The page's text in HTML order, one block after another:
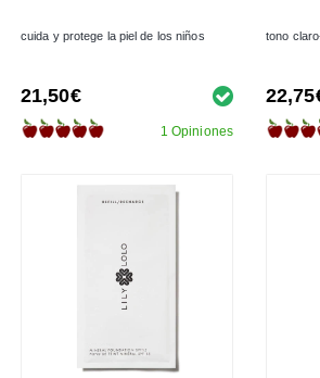
cuida y protege la piel de los niños
21,50€
1 Opiniones
tono